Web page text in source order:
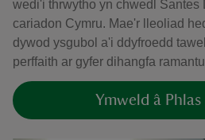
wedi'i thrwytho yn chwedl Santes
cariadon Cymru. Mae'r lleoliad
dywod ysgubol a'i ddyfroedd
perffaith ar gyfer dihangfa
Ymweld â